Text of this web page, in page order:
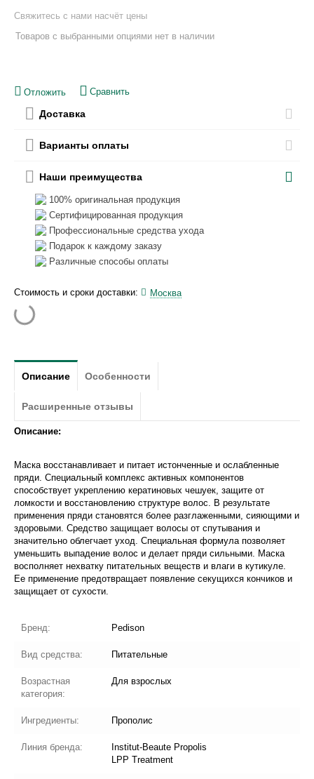
Свяжитесь с нами насчёт цены
Товаров с выбранными опциями нет в наличии
Отложить Сравнить
Доставка
Варианты оплаты
Наши преимущества
100% оригинальная продукция
Сертифицированная продукция
Профессиональные средства ухода
Подарок к каждому заказу
Различные способы оплаты
Стоимость и сроки доставки: Москва
Описание Особенности
Расширенные отзывы
Описание:
Маска восстанавливает и питает истонченные и ослабленные
пряди. Специальный комплекс активных компонентов
способствует укреплению кератиновых чешуек, защите от
ломкости и восстановлению структуре волос. В результате
применения пряди становятся более разглаженными, сияющими и
здоровыми. Средство защищает волосы от спутывания и
значительно облегчает уход. Специальная формула позволяет
уменьшить выпадение волос и делает пряди сильными. Маска
восполняет нехватку питательных веществ и влаги в кутикуле.
Ее применение предотвращает появление секущихся кончиков и
защищает от сухости.
Бренд: Pedison
Вид средства: Питательные
Возрастная
категория:
Для взрослых
Ингредиенты: Прополис
Линия бренда:
Institut-Beaute Propolis
LPP Treatment